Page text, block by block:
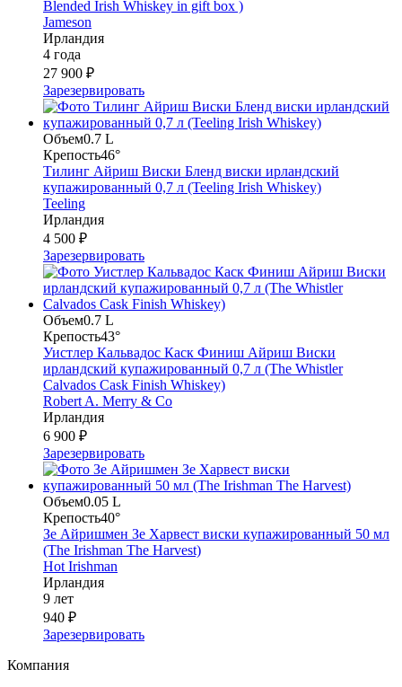
Blended Irish Whiskey in gift box )
Jameson
Ирландия
4 года
27 900 ₽
Зарезервировать
Объем0.7 L
Крепость46°
Тилинг Айриш Виски Бленд виски ирландский
купажированный 0,7 л (Teeling Irish Whiskey)
Teeling
Ирландия
4 500 ₽
Зарезервировать
Объем0.7 L
Крепость43°
Уистлер Кальвадос Каск Финиш Айриш Виски
ирландский купажированный 0,7 л (The Whistler
Calvados Cask Finish Whiskey)
Robert A. Merry & Co
Ирландия
6 900 ₽
Зарезервировать
Объем0.05 L
Крепость40°
Зе Айришмен Зе Харвест виски купажированный 50 мл
(The Irishman The Harvest)
Hot Irishman
Ирландия
9 лет
940 ₽
Зарезервировать
Компания